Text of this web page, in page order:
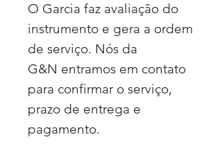
O Garcia faz avaliação do
instrumento e gera a ordem
de serviço. Nós da
G&N entramos em contato
para confirmar o serviço,
prazo de entrega e
pagamento.